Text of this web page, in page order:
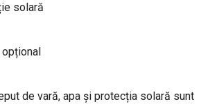
solară
opțional
de vară, apa și protecția solară sunt